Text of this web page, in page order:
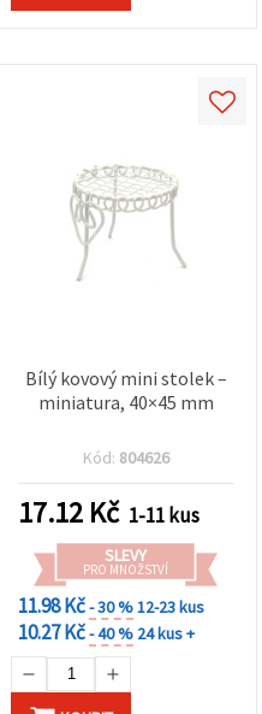
Bílý kovový mini stolek –
miniatura, 40×45 mm
Kód: 804626
17.12 Kč 1-11 kus
SLEVY
PRO MNOŽSTVÍ
11.98 Kč- 30 %12-23 kus
10.27 Kč- 40 % 24 kus +